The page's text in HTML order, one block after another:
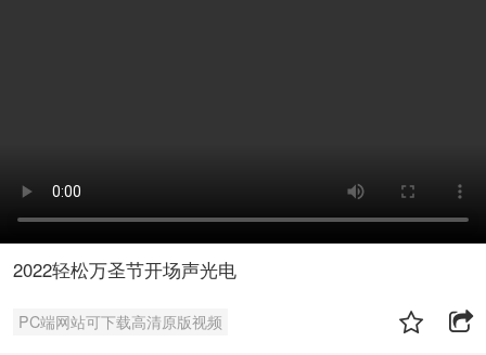
2022轻松万圣节开场声光电
PC端网站可下载高清原版视频